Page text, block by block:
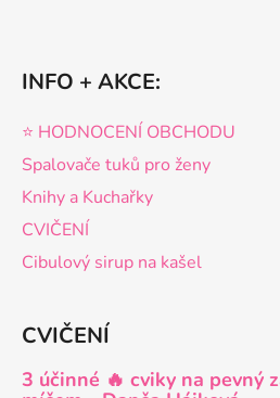
INFO + AKCE:
⭐️ HODNOCENÍ OBCHODU
Spalovače tuků pro ženy
Knihy a Kuchařky
CVIČENÍ
Cibulový sirup na kašel
CVIČENÍ
3 účinné 🔥 cviky na pevný